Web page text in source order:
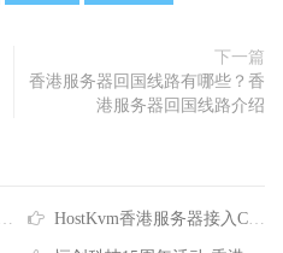
下一篇
香港服务器回国线路有哪些？香
港服务器回国线路介绍
HostKvm香港服务器接入CNIX网络 八折优惠每月$156起